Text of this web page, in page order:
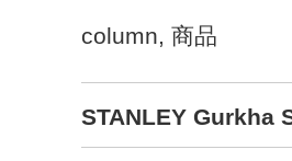
column, 商品
STANLEY Gurkha